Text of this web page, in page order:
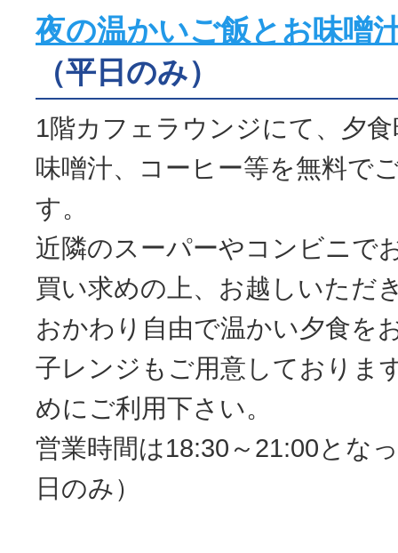
夜の温かいご飯とお味噌
（平日のみ）
1階カフェラウンジにて、夕
味噌汁、コーヒー等を無料で
す。
近隣のスーパーやコンビニで
買い求めの上、お越しいただ
おかわり自由で温かい夕食を
子レンジもご用意しておりま
めにご利用下さい。
営業時間は18:30～21:00とな
日のみ）